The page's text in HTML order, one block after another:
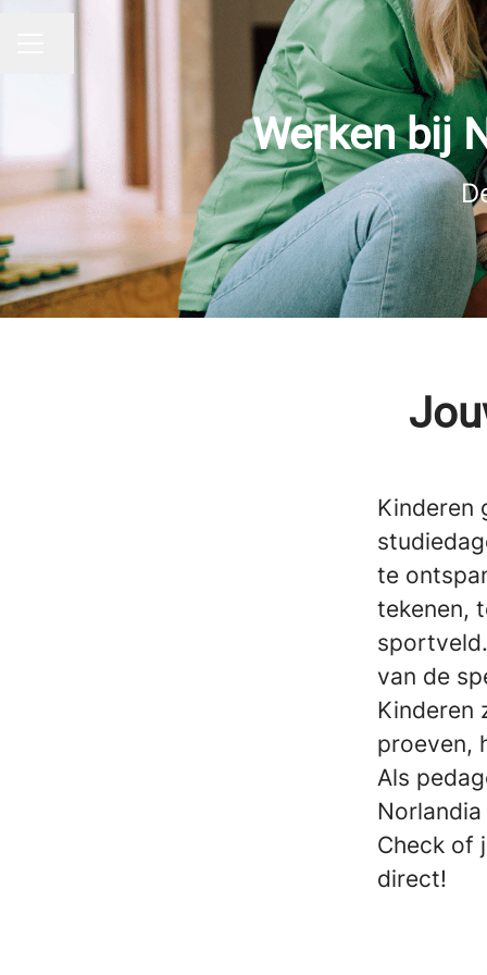
CARRIÈREMENU
Pagina delen
Werken bij
Kinderen
te
tekenen,
van de
Kinderen
proeven,
Als
Check of
direct!